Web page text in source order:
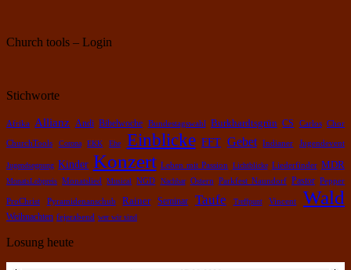
Church tools – Login
Stichworte
Afrika Allianz Andi Bibelwoche Bundestagswahl Burkhardtsgrün CS Carlos Chor
ChurchTools Corona EKK Ehe Einblicke FFT Gebet Indianer Jugendevent
Jugendsegnung Kinder Konzert Leben mit Passion Lichtblicke Liederfinder MDR
MonatsLobpreis Monatslied Musical NGD Nachbar Ostern Parkfest Naundorf Pastor Pepper
ProChrist Pyramidenanschub Rainer Seminar Taufe Treffpunt Vincent Wald
Weihnachten fejerabend wer wir sind
Losung heute